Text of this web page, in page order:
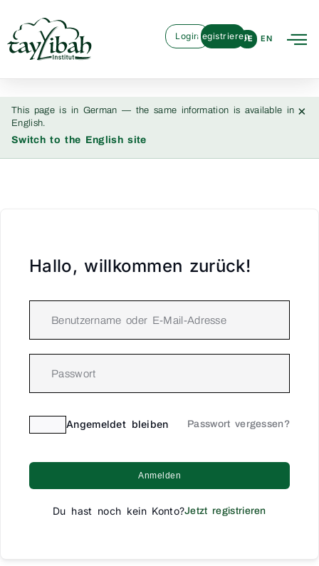
DE EN
LoginRegistrieren
This page is in German — the same information is available in
English.
Switch to the English site
×
Hallo, willkommen zurück!
Angemeldet bleiben Passwort vergessen?
Anmelden
Du hast noch kein Konto?Jetzt registrieren